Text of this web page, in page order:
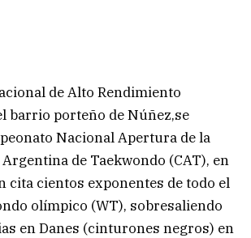
de Alto Rendimiento
barrio porteño de Núñez,se
Nacional Apertura de la
de Taekwondo (CAT), en
cita cientos exponentes de todo el
olímpico (WT), sobresaliendo
en Danes (cinturones negros) en